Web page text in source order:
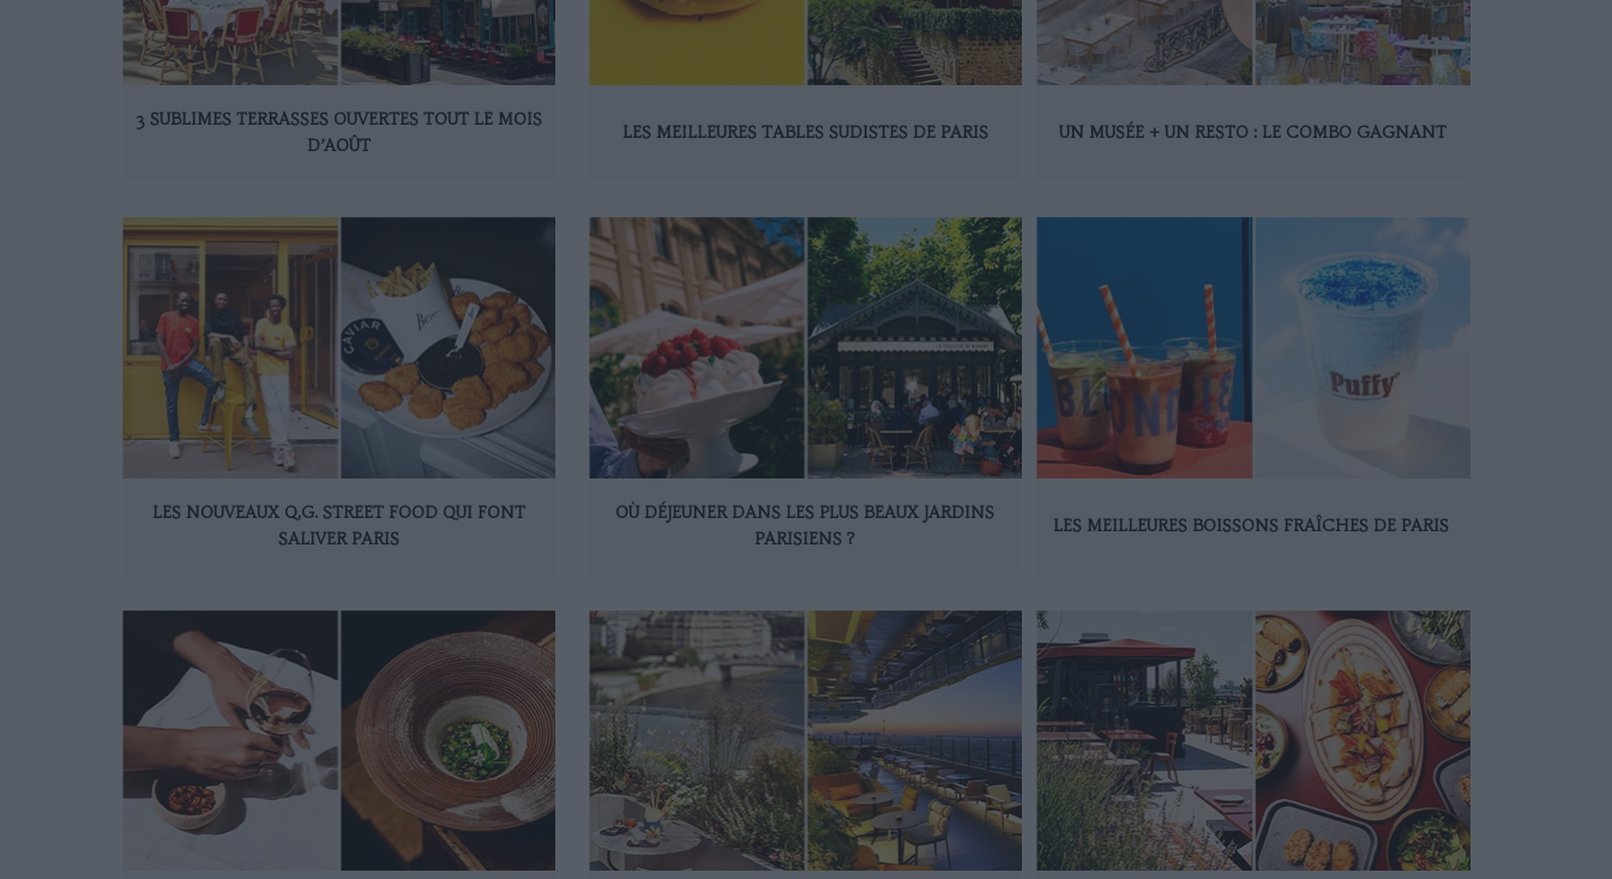
3 SUBLIMES TERRASSES OUVERTES TOUT LE MOIS
D’AOÛT
LES MEILLEURES TABLES SUDISTES DE PARIS UN MUSÉE + UN RESTO : LE COMBO GAGNANT
LES NOUVEAUX Q.G. STREET FOOD QUI FONT
SALIVER PARIS
OÙ DÉJEUNER DANS LES PLUS BEAUX JARDINS
PARISIENS ?
LES MEILLEURES BOISSONS FRAÎCHES DE PARIS